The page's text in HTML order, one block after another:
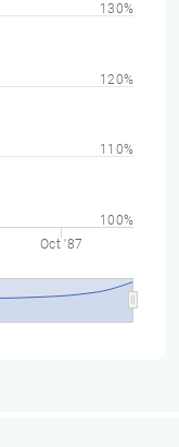
Oct '87
100%
110%
120%
130%